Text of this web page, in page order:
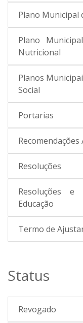
Plano Municipal
Plano
Nutricional
Planos
Social
Portarias
Resoluções
Resoluções e
Educação
Termo de
Status
Revogado